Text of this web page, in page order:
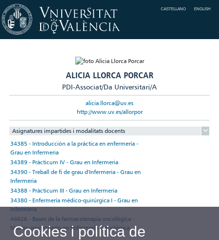
CASTELLANO ENGLISH
ALICIA LLORCA PORCAR
PDI-Associat/Da Universitari/A
alicia.llorca@uv.es
http://www.uv.es/allorpor
Asignatures impartides i modalitats docents
34385 - Introducción a la práctica en enfermería -
Grau en Infermeria
34389 - Pràcticum IV - Grau en Infermeria
34390 - Treball de fi de grau d'Infermeria - Grau en
Infermeria
34388 - Pràcticum III - Grau en Infermeria
34380 - Enfermería médico-quirúrgica I - Grau en
Infermeria
44626 - Bases de la farmacoterapia oncològica -
Máster universitario en Enfermería Oncológica
Cookies i política de